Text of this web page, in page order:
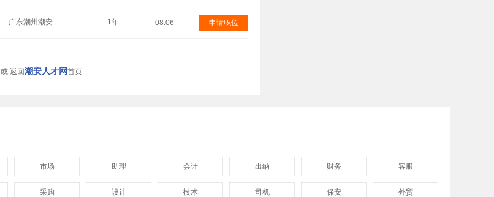
广东潮州潮安 1年 08.06 申请职位
或 返回潮安人才网首页
市场 助理 会计 出纳 财务 客服
采购 设计 技术 司机 保安 外贸